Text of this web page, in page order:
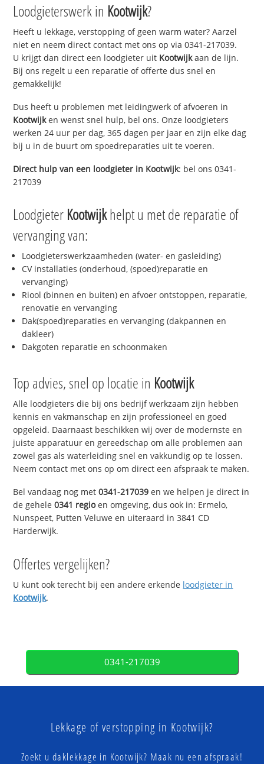
Loodgieterswerk in Kootwijk?
Heeft u lekkage, verstopping of geen warm water? Aarzel
niet en neem direct contact met ons op via 0341-217039.
U krijgt dan direct een loodgieter uit Kootwijkaan de lijn.
Bij ons regelt u een reparatie of offerte dus snel en
gemakkelijk!
Dus heeft u problemen met leidingwerk of afvoeren in
Kootwijken wenst snel hulp, bel ons. Onze loodgieters
werken 24 uur per dag, 365 dagen per jaar en zijn elke dag
bij u in de buurt om spoedreparaties uit te voeren.
Direct hulp van een loodgieter in Kootwijk: bel ons 0341-
217039
Loodgieter Kootwijkhelpt u met de reparatie of
vervanging van:
Loodgieterswerkzaamheden (water- en gasleiding)
CV installaties (onderhoud, (spoed)reparatie en
vervanging)
Riool (binnen en buiten) en afvoer ontstoppen, reparatie,
renovatie en vervanging
Dak(spoed)reparaties en vervanging (dakpannen en
dakleer)
Dakgoten reparatie en schoonmaken
Top advies, snel op locatie in Kootwijk
Alle loodgieters die bij ons bedrijf werkzaam zijn hebben
kennis en vakmanschap en zijn professioneel en goed
opgeleid. Daarnaast beschikken wij over de modernste en
juiste apparatuur en gereedschap om alle problemen aan
zowel gas als waterleiding snel en vakkundig op te lossen.
Neem contact met ons op om direct een afspraak te maken.
Bel vandaag nog met0341-217039 en we helpen je direct in
de gehele0341 regioen omgeving, dus ook in: Ermelo,
Nunspeet, Putten Veluwe en uiteraard in 3841 CD
Harderwijk.
Offertes vergelijken?
U kunt ook terecht bij een andere erkende loodgieter in
Kootwijk.
0341-217039
Lekkage of verstopping in Kootwijk?
Zoekt u daklekkage in Kootwijk? Maak nu een afspraak!